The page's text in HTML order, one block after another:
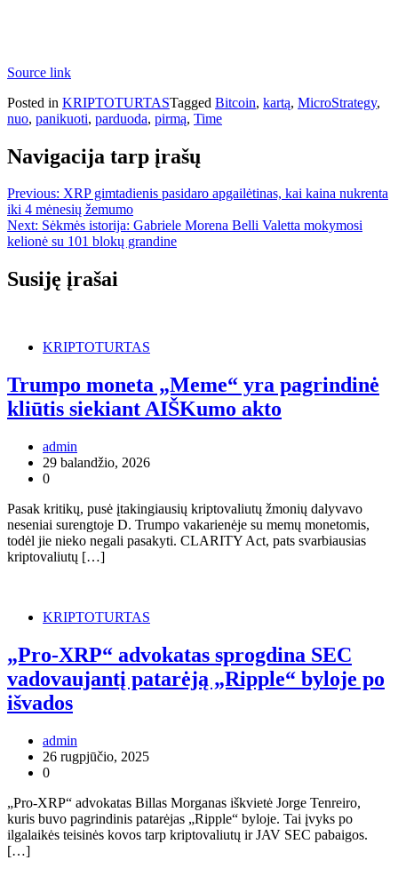
Source link
Posted in KRIPTOTURTASTagged Bitcoin, kartą, MicroStrategy,
nuo, panikuoti, parduoda, pirmą, Time
Navigacija tarp įrašų
Previous: XRP gimtadienis pasidaro apgailėtinas, kai kaina nukrenta
iki 4 mėnesių žemumo
Next: Sėkmės istorija: Gabriele Morena Belli Valetta mokymosi
kelionė su 101 blokų grandine
Susiję įrašai
KRIPTOTURTAS
Trumpo moneta „Meme“ yra pagrindinė
kliūtis siekiant AIŠKumo akto
admin
29 balandžio, 2026
0
Pasak kritikų, pusė įtakingiausių kriptovaliutų žmonių dalyvavo
neseniai surengtoje D. Trumpo vakarienėje su memų monetomis,
todėl jie nieko negali pasakyti. CLARITY Act, pats svarbiausias
kriptovaliutų […]
KRIPTOTURTAS
„Pro-XRP“ advokatas sprogdina SEC
vadovaujantį patarėją „Ripple“ byloje po
išvados
admin
26 rugpjūčio, 2025
0
„Pro-XRP“ advokatas Billas Morganas iškvietė Jorge Tenreiro,
kuris buvo pagrindinis patarėjas „Ripple“ byloje. Tai įvyks po
ilgalaikės teisinės kovos tarp kriptovaliutų ir JAV SEC pabaigos.
[…]